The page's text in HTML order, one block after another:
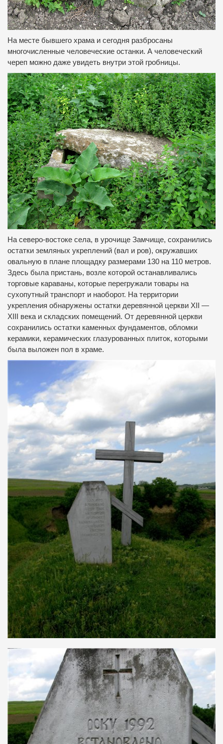
На месте бывшего храма и сегодня разбросаны
многочисленные человеческие останки. А человеческий
череп можно даже увидеть внутри этой гробницы.
На северо-востоке села, в урочище Замчище, сохранились
остатки земляных укреплений (вал и ров), окружавших
овальную в плане площадку размерами 130 на 110 метров.
Здесь была пристань, возле которой останавливались
торговые караваны, которые перегружали товары на
сухопутный транспорт и наоборот. На территории
укрепления обнаружены остатки деревянной церкви XII —
XIII века и складских помещений. От деревянной церкви
сохранились остатки каменных фундаментов, обломки
керамики, керамических глазурованных плиток, которыми
была выложен пол в храме.